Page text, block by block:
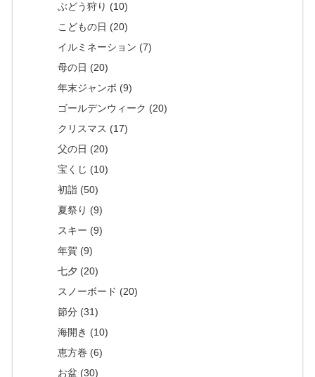
ぶどう狩り (10)
こどもの日 (20)
イルミネーション (7)
母の日 (20)
年末ジャンボ (9)
ゴールデンウィーク (20)
クリスマス (17)
父の日 (20)
宝くじ (10)
初詣 (50)
夏祭り (9)
スキー (9)
年賀 (9)
七夕 (20)
スノーボード (20)
節分 (31)
海開き (10)
恵方巻 (6)
お盆 (30)